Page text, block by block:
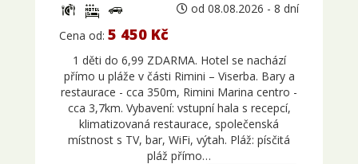
od 08.08.2026 - 8 dní
Cena od: 5 450 Kč
1 děti do 6,99 ZDARMA. Hotel se nachází
přímo u pláže v části Rimini – Viserba. Bary a
restaurace - cca 350m, Rimini Marina centro -
cca 3,7km. Vybavení: vstupní hala s recepcí,
klimatizovaná restaurace, společenská
místnost s TV, bar, WiFi, výtah. Pláž: písčitá
pláž přímo…